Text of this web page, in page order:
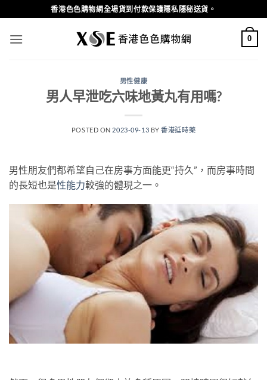
to
content
香港色色購物網全場貨到付款保護隱私隱秘送貨。
0
男性健康
男人早泄吃六味地黃丸有用嗎?
POSTED ON 2023-09-13 BY香港延時藥
男性朋友們都希望自己在房事方面能更“持久”，而房事時間
的長短也是性能力較強的體現之一。